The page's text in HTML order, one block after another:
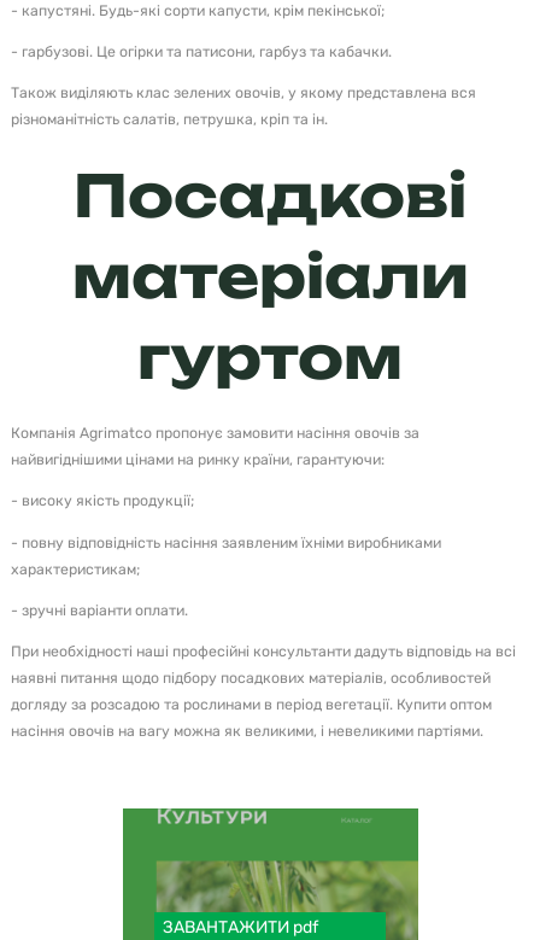
- капустяні. Будь-які сорти капусти, крім пекінської;
- гарбузові. Це огірки та патисони, гарбуз та кабачки.
Також виділяють клас зелених овочів, у якому представлена вся
різноманітність салатів, петрушка, кріп та ін.
Посадкові
матеріали
гуртом
Компанія Agrimatco пропонує замовити насіння овочів за
найвигіднішими цінами на ринку країни, гарантуючи:
- високу якість продукції;
- повну відповідність насіння заявленим їхніми виробниками
характеристикам;
- зручні варіанти оплати.
При необхідності наші професійні консультанти дадуть відповідь на всі
наявні питання щодо підбору посадкових матеріалів, особливостей
догляду за розсадою та рослинами в період вегетації. Купити оптом
насіння овочів на вагу можна як великими, і невеликими партіями.
ЗАВАНТАЖИТИ pdf